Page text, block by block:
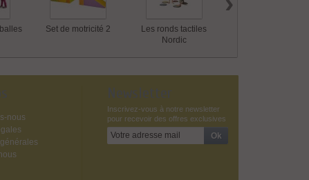
Set de motricité 2
Les ronds tactiles
Nordic
nous
Newsletter
Inscrivez-vous à notre newsletter
pour recevoir des offres exclusives